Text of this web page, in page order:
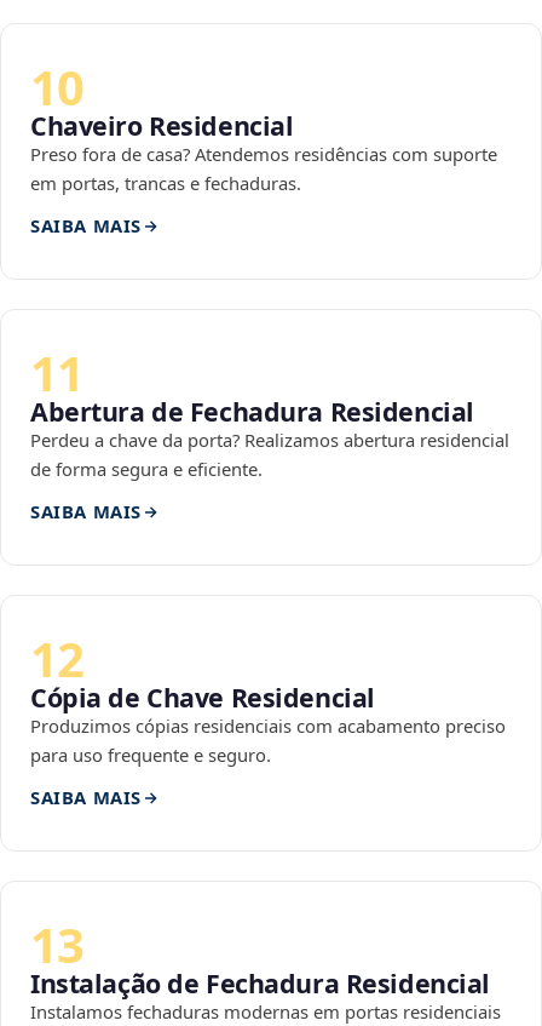
10
Chaveiro Residencial
Preso fora de casa? Atendemos residências com suporte
em portas, trancas e fechaduras.
SAIBA MAIS
11
Abertura de Fechadura Residencial
Perdeu a chave da porta? Realizamos abertura residencial
de forma segura e eficiente.
SAIBA MAIS
12
Cópia de Chave Residencial
Produzimos cópias residenciais com acabamento preciso
para uso frequente e seguro.
SAIBA MAIS
13
Instalação de Fechadura Residencial
Instalamos fechaduras modernas em portas residenciais